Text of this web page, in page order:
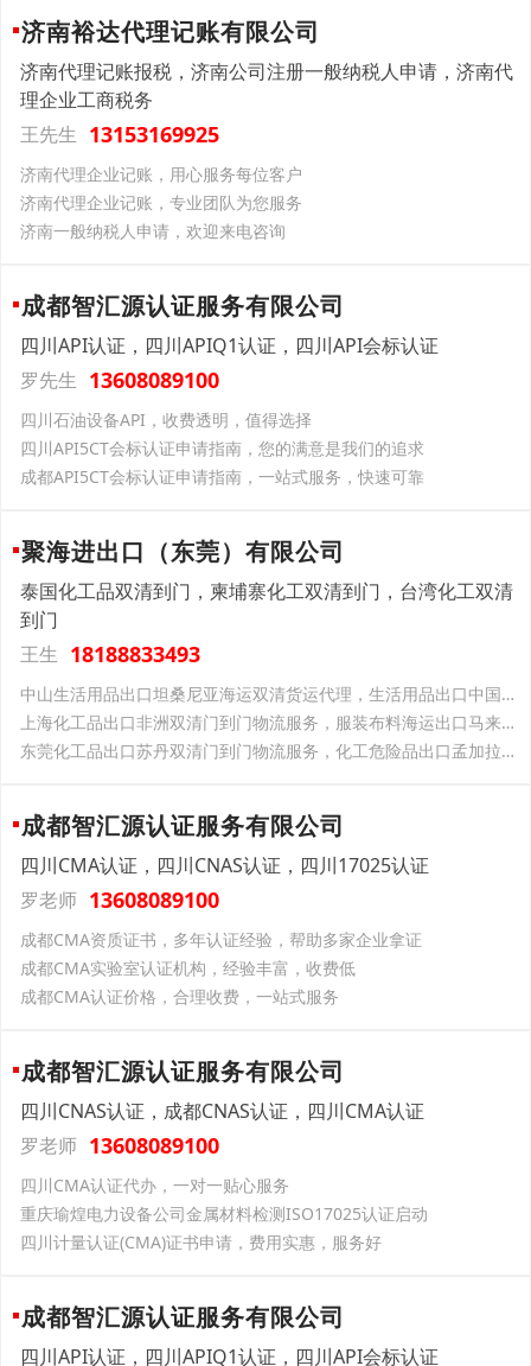
济南裕达代理记账有限公司
济南代理记账报税，济南公司注册一般纳税人申请，济南代
理企业工商税务
王先生 13153169925
济南代理企业记账，用心服务每位客户
济南代理企业记账，专业团队为您服务
济南一般纳税人申请，欢迎来电咨询
成都智汇源认证服务有限公司
四川API认证，四川APIQ1认证，四川API会标认证
罗先生 13608089100
四川石油设备API，收费透明，值得选择
四川API5CT会标认证申请指南，您的满意是我们的追求
成都API5CT会标认证申请指南，一站式服务，快速可靠
聚海进出口（东莞）有限公司
泰国化工品双清到门，柬埔寨化工双清到门，台湾化工双清
到门
王生 18188833493
中山生活用品出口坦桑尼亚海运双清货运代理，生活用品出口中国台湾双清货运代理
上海化工品出口非洲双清门到门物流服务，服装布料海运出口马来西亚双清物流到门
东莞化工品出口苏丹双清门到门物流服务，化工危险品出口孟加拉海运双清到门
成都智汇源认证服务有限公司
四川CMA认证，四川CNAS认证，四川17025认证
罗老师 13608089100
成都CMA资质证书，多年认证经验，帮助多家企业拿证
成都CMA实验室认证机构，经验丰富，收费低
成都CMA认证价格，合理收费，一站式服务
成都智汇源认证服务有限公司
四川CNAS认证，成都CNAS认证，四川CMA认证
罗老师 13608089100
四川CMA认证代办，一对一贴心服务
重庆瑜煌电力设备公司金属材料检测ISO17025认证启动
四川计量认证(CMA)证书申请，费用实惠，服务好
成都智汇源认证服务有限公司
四川API认证，四川APIQ1认证，四川API会标认证